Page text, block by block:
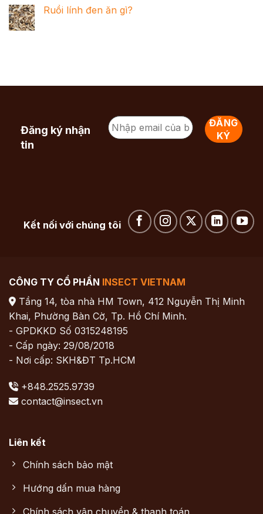
Ruồi lính đen ăn gì?
Đăng ký nhận
tin
Kết nối với chúng tôi
CÔNG TY CỔ PHẦN INSECT VIETNAM
Tầng 14, tòa nhà HM Town, 412 Nguyễn Thị Minh
Khai, Phường Bàn Cờ, Tp. Hồ Chí Minh.
- GPDKKD Số 0315248195
- Cấp ngày: 29/08/2018
- Nơi cấp: SKH&ĐT Tp.HCM
+848.2525.9739
contact@insect.vn
Liên kết
Chính sách bảo mật
Hướng dấn mua hàng